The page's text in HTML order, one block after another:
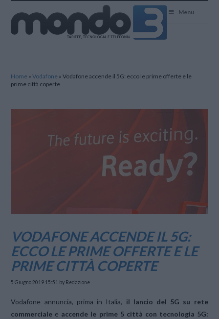
Menu
Home »Vodafone »Vodafone accende il 5G: ecco le prime offerte e le
prime città coperte
VODAFONE ACCENDE IL 5G:
ECCO LE PRIME OFFERTE E LE
PRIME CITTÀ COPERTE
5 Giugno 2019 15:51 by Redazione
Vodafone annuncia, prima in Italia, il lancio del 5G su rete
commerciale e accende le prime 5 città con tecnologia 5G: